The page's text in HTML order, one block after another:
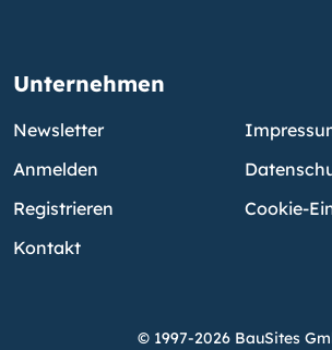
Unternehmen
Newsletter
Anmelden
Registrieren
Kontakt
Cookie-
© 1997-2026 BauSites